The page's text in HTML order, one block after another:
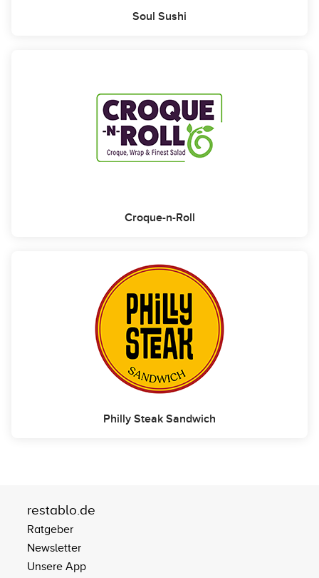
Soul Sushi
Croque-n-Roll
Philly Steak Sandwich
restablo.de
Ratgeber
Newsletter
Unsere App